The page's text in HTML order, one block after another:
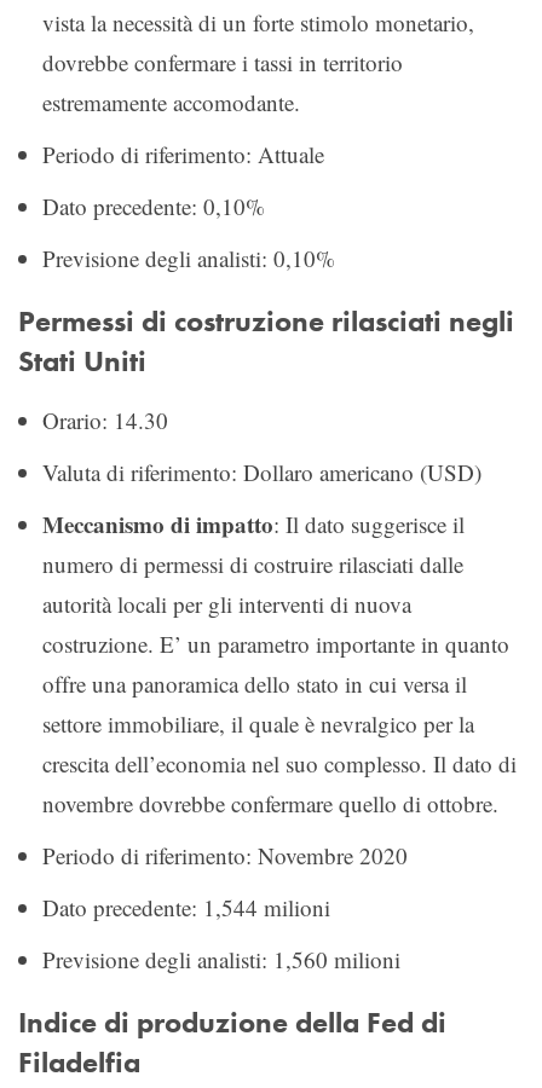
vista la necessità di un forte stimolo monetario,
dovrebbe confermare i tassi in territorio
estremamente accomodante.
Periodo di riferimento: Attuale
Dato precedente: 0,10%
Previsione degli analisti: 0,10%
Permessi di costruzione rilasciati negli
Stati Uniti
Orario: 14.30
Valuta di riferimento: Dollaro americano (USD)
Meccanismo di impatto: Il dato suggerisce il
numero di permessi di costruire rilasciati dalle
autorità locali per gli interventi di nuova
costruzione. E’ un parametro importante in quanto
offre una panoramica dello stato in cui versa il
settore immobiliare, il quale è nevralgico per la
crescita dell’economia nel suo complesso. Il dato di
novembre dovrebbe confermare quello di ottobre.
Periodo di riferimento: Novembre 2020
Dato precedente: 1,544 milioni
Previsione degli analisti: 1,560 milioni
Indice di produzione della Fed di
Filadelfia